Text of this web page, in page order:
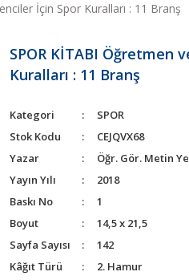
İçin Spor Kuralları : 11 Branş
SPOR KİTABI Öğretmen
Kuralları : 11 Branş
Kategori
SPOR
Stok Kodu
CEJQVX68
Yazar
Öğr. Gör. Metin
Yayın Yılı
2018
Baskı No
1
Boyut
14,5 x 21,5
Sayfa Sayısı
142
Kâğıt Türü
2. Hamur